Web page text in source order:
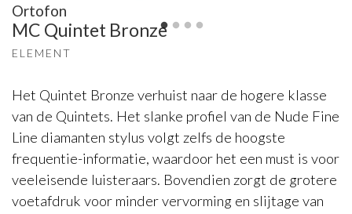
Ortofon
MC Quintet Bronze
ELEMENT
Het Quintet Bronze verhuist naar de hogere klasse
van de Quintets. Het slanke profiel van de Nude Fine
Line diamanten stylus volgt zelfs de hoogste
frequentie-informatie, waardoor het een must is voor
veeleisende luisteraars. Bovendien zorgt de grotere
voetafdruk voor minder vervorming en slijtage van